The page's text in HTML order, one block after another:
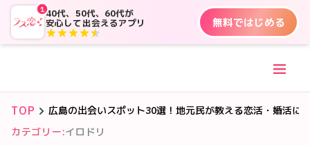
140代、50代、60代が
安心して出会えるアプリ
無料ではじめる
TOP
広島の出会いスポット30選！地元民が教える恋活・婚活に
カテゴリー:イロドリ